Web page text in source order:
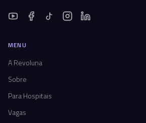
MENU
A Revoluna
Sobre
Para Hospitais
Vagas